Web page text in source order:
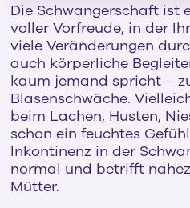
Die Schwangerschaft ist
voller Vorfreude, in der
viele Veränderungen
auch körperliche
kaum jemand spricht –
Blasenschwäche.
beim Lachen, Husten,
schon ein feuchtes
Inkontinenz in der
normal und betrifft
Mütter.